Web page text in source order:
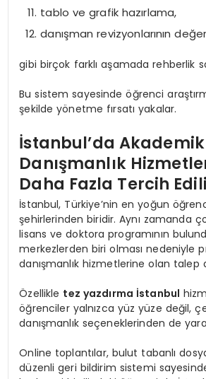
tablo ve grafik hazırlama,
danışman revizyonlarının
gibi birçok farklı aşamada rehberlik
Bu sistem sayesinde öğrenci
şekilde yönetme fırsatı yakalar.
İstanbul’da Akademik
Danışmanlık
Daha Fazla Tercih
İstanbul, Türkiye’nin en yoğun
şehirlerinden biridir. Aynı zamanda
lisans ve doktora programının
merkezlerden biri olması nedeniyle
danışmanlık hizmetlerine olan talep
Özellikle tez yazdırma İstanbul
öğrenciler yalnızca yüz yüze değil,
danışmanlık seçeneklerinden de
Online toplantılar, bulut tabanlı
düzenli geri bildirim sistemi